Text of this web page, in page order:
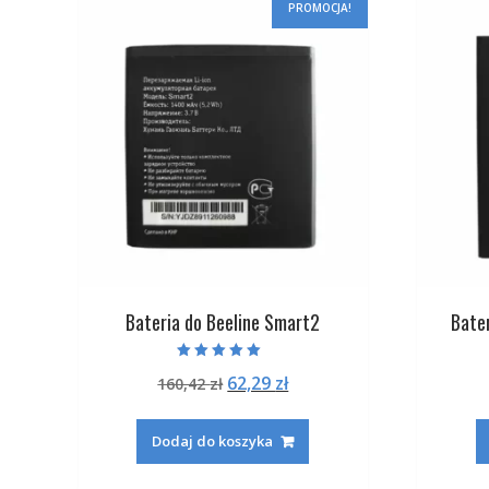
PROMOCJA!
Bateria do Beeline Smart2
5.00
na 5
160,42zł Pierwotna
wynosiła:
160,42 zł.
62,29 złAktualna
62,29 zł.
Dodaj do koszyka